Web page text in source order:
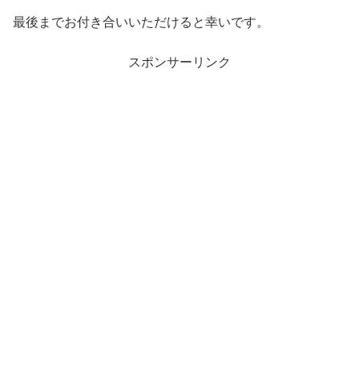
最後までお付き合いいただけると幸いです。
スポンサーリンク